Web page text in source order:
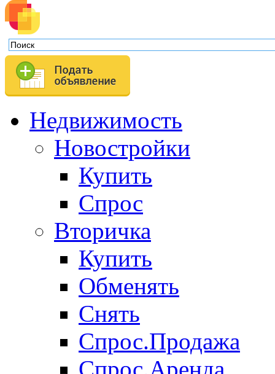
Недвижимость
Новостройки
Купить
Спрос
Вторичка
Купить
Обменять
Снять
Спрос.Продажа